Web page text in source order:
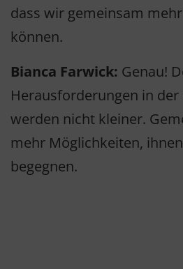
dass wir gemeinsam
können.
Bianca Farwick: Genau!
Herausforderungen in
werden nicht kleiner.
mehr Möglichkeiten,
begegnen.